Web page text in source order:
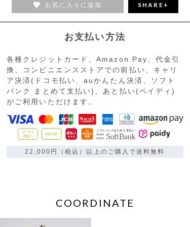
お気に入りに追加 SHARE+
お支払い方法
各種クレジットカード、Amazon Pay、代金引
換、コンビニエンスストアでの前払い、キャリ
ア決済(ドコモ払い、auかんたん決済、ソフト
バンク まとめて支払い)、あと払い(ペイディ)
がご利用いただけます。
22,000円（税込）以上のご購入で送料無料
COORDINATE